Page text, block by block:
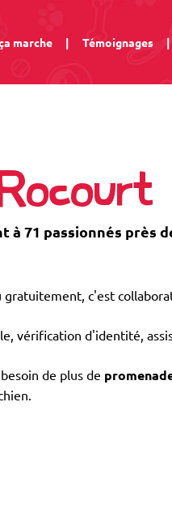
marche | Témoignages |
71 passionnés près
c'est
vérification d'identité,
de plus de